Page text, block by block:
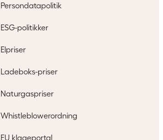
Persondatapolitik
ESG-politikker
Elpriser
Ladeboks-priser
Naturgaspriser
Whistleblowerordning
EU klageportal